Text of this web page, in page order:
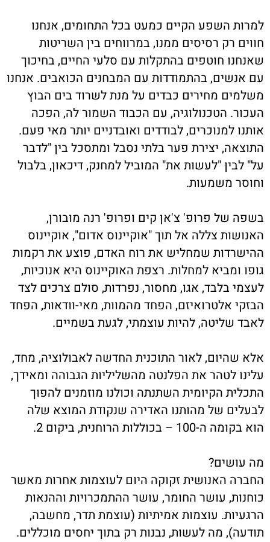
למרות השפע הקיים כמעט בכל התחומים, אנחנו
חווים רק רסיסים ממנו, במרווחים בין השריטות
שאנחנו חוטפים בהתקלות עם סלעי החיים, בחיכוך
עם אנשים, בהתמודדות עם המבחנים הכואבים. אנחנו
משלמים מחירים כבדים על מנת לשרוד בים הבוץ
העכור. הטכנולוגיה, עם הכבוד השמור לה, הפכה
אותנו למנוכרים, לבודדים ואובדניים יותר מאי פעם.
התוצאה, יצירת פער בלתי נסבל ומתסכל בין "לדבר
על" לבין "לעשות את" המוביל למחנק, דיכאון, בלבול
וחוסר משמעות.
בשפה של פרופ' צ'אן קים ופרופ' רנה מובורן,
האנושות צללה אל תוך "אוקיינוס אדום", אוקיינוס
ההישרדות שמחליש את רוח האדם, פוצע את רקמות
גופו ומביא למחלות. רצפת האוקיינוס היא אנוכיות,
לעצמי בלבד, אגו, מחסור, נפרדות, סולם צרכים לצד
הבזקי אלטרואיזם, הפחד מהמוות, מאי-וודאות, הפחד
לאבד שליטה, להיות עוצמתי, לגעת בשמיים.
אלא שהיום, לאור התוכנית החדשה לאבולוציה, מחד,
עלינו לטהר את הפלנטה מהשליליות הגבוהה ומאידך,
התכלית הקיומית השתנתה וכולנו מוזמנים להפוך
לבעלים של מהותנו האדירה שנקודת המוצא שלה
הוא בקומה ה-100 – בכוללות הרוחנית, ביקום 2.
מה עושים?
החברה האנושית זקוקה היום לעוצמות אחרות מאשר
כוחנות, עושר החומר, עושר ההתמכרויות וההנאות
הרגעיות. עוצמות אמיתיות (עוצמת תדר, מחשבה,
תודעה), מה לעשות, נבנות רק בתוך יחסים מוכללים.